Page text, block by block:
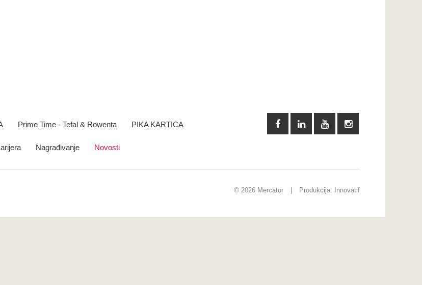
Prime Time - Tefal & Rowenta PIKA KARTICA
Nagrađivanje Novosti
© 2026 Mercator Produkcija: Innovatif